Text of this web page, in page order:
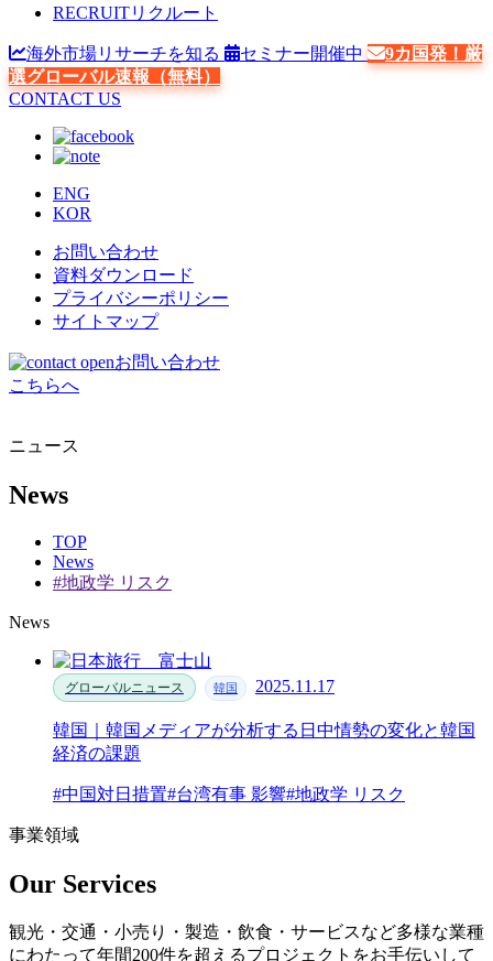
RECRUITリクルート
海外市場リサーチを知る セミナー開催中
9カ国発！厳
選グローバル速報（無料）
CONTACT US
ENG
KOR
お問い合わせ
資料ダウンロード
プライバシーポリシー
サイトマップ
お問い合わせ
こちらへ
ニュース
News
TOP
News
#地政学 リスク
News
グローバルニュース 韓国 2025.11.17
韓国｜韓国メディアが分析する日中情勢の変化と韓国
経済の課題
#中国対日措置#台湾有事 影響#地政学 リスク
事業領域
Our Services
観光・交通・小売り・製造・飲食・サービスなど多様な業種
にわたって年間200件を超えるプロジェクトをお手伝いして